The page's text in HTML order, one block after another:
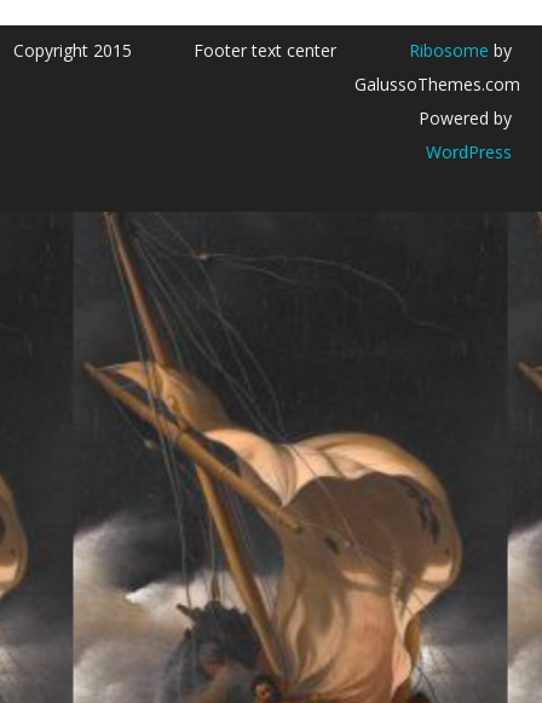
Copyright 2015 Footer text center Ribosome by
GalussoThemes.com
Powered by
WordPress